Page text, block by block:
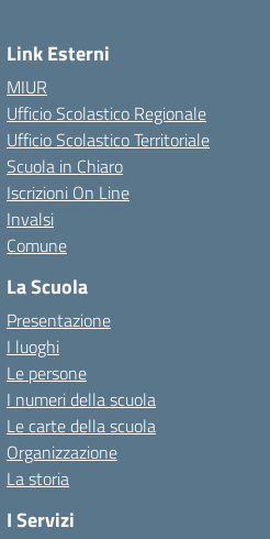
Link Esterni
MIUR
Ufficio Scolastico Regionale
Ufficio Scolastico Territoriale
Scuola in Chiaro
Iscrizioni On Line
Invalsi
Comune
La Scuola
Presentazione
I luoghi
Le persone
I numeri della scuola
Le carte della scuola
Organizzazione
La storia
I Servizi